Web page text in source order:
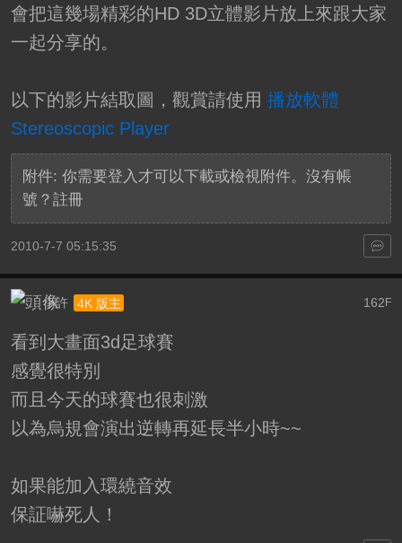
會把這幾場精彩的HD 3D立體影片放上來跟大家
一起分享的。
以下的影片結取圖，觀賞請使用 播放軟體
Stereoscopic Player
附件: 你需要登入才可以下載或檢視附件。沒有帳
號？ 註冊
2010-7-7 05:15:35
162 F
小許 4K 版主
看到大畫面3d足球賽
感覺很特別
而且今天的球賽也很刺激
以為烏規會演出逆轉再延長半小時~~
如果能加入環繞音效
保証嚇死人！